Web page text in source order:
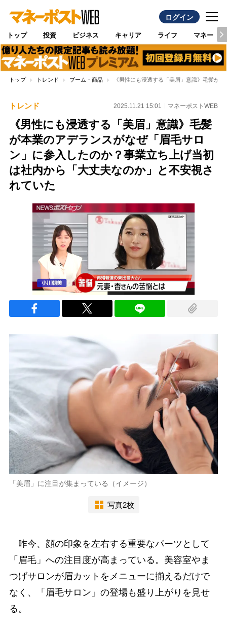
ログイン
トップ 投資 ビジネス キャリア ライフ マネー
トップ トレンド ブーム・商品 《男性にも浸透する「美眉」意識》毛髪が
トレンド 2025.11.21 15:01 マネーポストWEB
《男性にも浸透する「美眉」意識》毛髪
が本業のアデランスがなぜ「眉毛サロ
ン」に参入したのか？事業立ち上げ当初
は社内から「大丈夫なのか」と不安視さ
れていた
「美眉」に注目が集まっている（イメージ）
写真2枚
昨今、顔の印象を左右する重要なパーツとして
「眉毛」への注目度が高まっている。美容室やま
つげサロンが眉カットをメニューに揃えるだけで
なく、「眉毛サロン」の登場も盛り上がりを見せ
る。